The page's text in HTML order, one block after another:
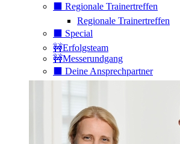
⬛️ Regionale Trainertreffen
Regionale Trainertreffen
⬛️ Special
🚧Erfolgsteam
🚧Messerundgang
⬛️ Deine Ansprechpartner